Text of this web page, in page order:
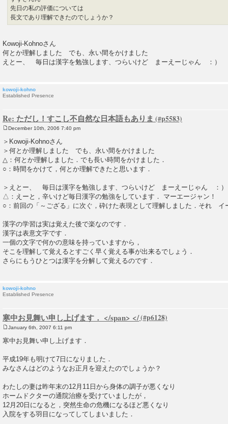
先日の私の評価については
長文であり理解できたのでしょうか？
Kowoji-Kohnoさん
何とか理解しました でも、永い間をかけました
えとー、 毎日は漢字を勉強します、つらいけど まーえーじゃん ：）
kowoji-kohno
Established Presence
Re: ただし！すこし不自然な日本語もありま
o
s
t
December 10th, 2006 7:40 pm
＞Kowoji-Kohnoさん
＞何とか理解しました でも、永い間をかけました
△：何とか理解しました．でも長い時間をかけました．
○：時間をかけて，何とか理解できたと思います．
＞えとー、 毎日は漢字を勉強します、つらいけど まーえーじゃん ：）
△：えーと，辛いけど毎日漢字の勉強をしています． マーエージャン！
○：前回の「～ござる」に次ぐ，砕けた表現として理解しました．それ イ
漢字の学習は実は覚えた後で楽なのです．
漢字は表意文字です．
一個の文字で何かの意味を持っていますから，
そこを理解して覚えるとすごく早く覚える事が出来るでしょう．
さらにもうひとつは漢字を分解して覚えるのです．
kowoji-kohno
Established Presence
寒中お見舞い申し上げます． </span> </
o
s
January 6th, 2007 6:11 pm
寒中お見舞い申し上げます．
平成19年も明けて7日になりました．
みなさんはどのようなお正月を迎えたのでしょうか？
わたしの妻は昨年末の12月11日から身体の調子が悪くなり
ホームドクターの通院治療を受けていましたが，
12月20日になると，突然生命の危機になるほど悪くなり
入院をする羽目になってしてしまいました．